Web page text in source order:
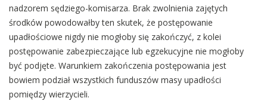
nadzorem sędziego-komisarza. Brak zwolnienia zajętych
środków powodowałby ten skutek, że postępowanie
upadłościowe nigdy nie mogłoby się zakończyć, z kolei
postępowanie zabezpieczające lub egzekucyjne nie mogłoby
być podjęte. Warunkiem zakończenia postępowania jest
bowiem podział wszystkich funduszów masy upadłości
pomiędzy wierzycieli.